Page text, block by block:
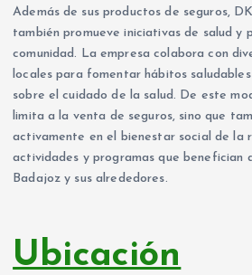
Además de sus productos de seguros,
también promueve iniciativas de salud y
comunidad. La empresa colabora con
locales para fomentar hábitos
sobre el cuidado de la salud. De este
limita a la venta de seguros, sino que
activamente en el bienestar social de la
actividades y programas que benefician
Badajoz y sus alrededores.
Ubicación